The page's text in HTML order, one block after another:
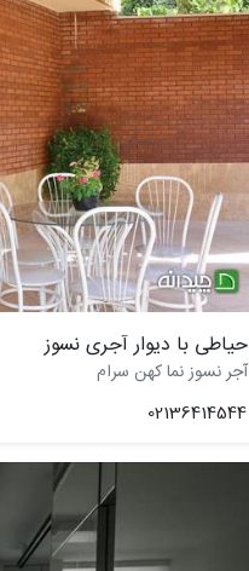
حیاطی با دیوار آجری نسوز
آجر نسوز نما کهن سرام
02136414544